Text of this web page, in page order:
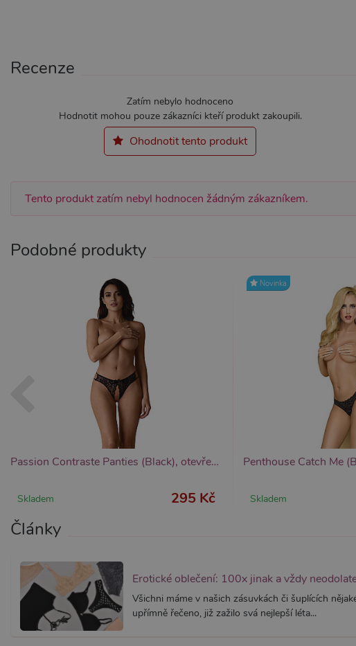
Recenze
Zatím nebylo hodnoceno
Hodnotit mohou pouze zákazníci kteří produkt zakoupili.
Ohodnotit tento produkt
Tento produkt zatím nebyl hodnocen žádným zákazníkem.
Podobné produkty
Passion Contraste Panties (Black), otevřené krajkové kalhotky
Skladem 295 Kč
Novinka
Skladem
Články
Erotické oblečení: 100x jinak a vždy
Všichni máme v našich zásuvkách či šuplících
upřímně řečeno, již zažilo svá nejlepší léta...
Název
CookieScriptConsent
PHPSESSID
.xsexshop.cz
Vyprší Popis
1 rok
webů.
Vyprší
1 rok